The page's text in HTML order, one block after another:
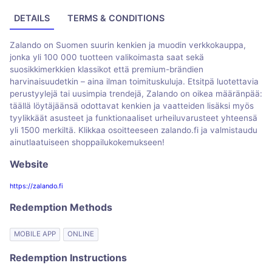
DETAILS TERMS & CONDITIONS
Zalando on Suomen suurin kenkien ja muodin verkkokauppa,
jonka yli 100 000 tuotteen valikoimasta saat sekä
suosikkimerkkien klassikot että premium-brändien
harvinaisuudetkin – aina ilman toimituskuluja. Etsitpä luotettavia
perustyylejä tai uusimpia trendejä, Zalando on oikea määränpää:
täällä löytäjäänsä odottavat kenkien ja vaatteiden lisäksi myös
tyylikkäät asusteet ja funktionaaliset urheiluvarusteet yhteensä
yli 1500 merkiltä. Klikkaa osoitteeseen zalando.fi ja valmistaudu
ainutlaatuiseen shoppailukokemukseen!
Website
https://zalando.fi
Redemption Methods
MOBILE APP ONLINE
Redemption Instructions